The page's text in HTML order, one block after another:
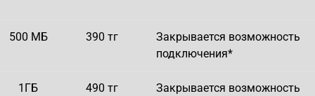
500 МБ 390 тг
Закрывается возможность
подключения*
1ГБ 490 тг
Закрывается возможность